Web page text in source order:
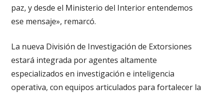
paz, y desde el Ministerio del Interior entendemos
ese mensaje», remarcó.
La nueva División de Investigación de Extorsiones
estará integrada por agentes altamente
especializados en investigación e inteligencia
operativa, con equipos articulados para fortalecer la